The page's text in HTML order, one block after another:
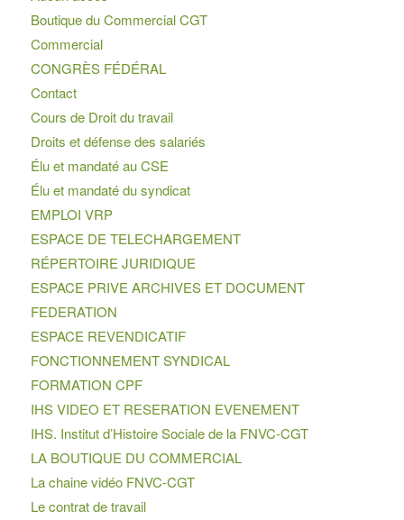
Boutique du Commercial CGT
Commercial
CONGRÈS FÉDÉRAL
Contact
Cours de Droit du travail
Droits et défense des salariés
Élu et mandaté au CSE
Élu et mandaté du syndicat
EMPLOI VRP
ESPACE DE TELECHARGEMENT
RÉPERTOIRE JURIDIQUE
ESPACE PRIVE ARCHIVES ET DOCUMENT
FEDERATION
ESPACE REVENDICATIF
FONCTIONNEMENT SYNDICAL
FORMATION CPF
IHS VIDEO ET RESERATION EVENEMENT
IHS. Institut d’Histoire Sociale de la FNVC-CGT
LA BOUTIQUE DU COMMERCIAL
La chaine vidéo FNVC-CGT
Le contrat de travail